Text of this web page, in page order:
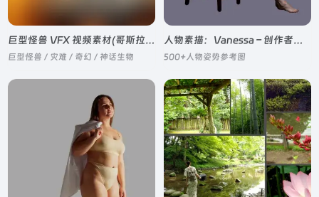
巨型怪兽 VFX 视频素材(哥斯拉式巨兽、九头蛇、亡灵龙)
巨型怪兽 / 灾难 / 奇幻 / 神话生物
人物素描：Vanessa – 创作者参考图片
500+人物姿势参考图